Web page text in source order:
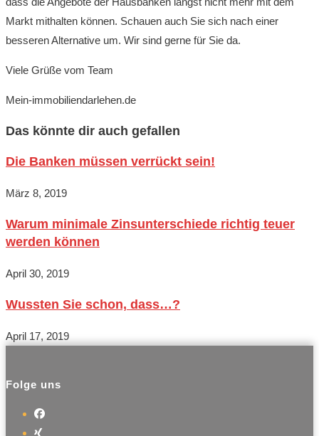
Markt mithalten können. Schauen auch Sie sich nach einer
besseren Alternative um. Wir sind gerne für Sie da.
Viele Grüße vom Team
Mein-immobiliendarlehen.de
Das könnte dir auch gefallen
Die Banken müssen verrückt sein!
März 8, 2019
Warum minimale Zinsunterschiede richtig teuer
werden können
April 30, 2019
Wussten Sie schon, dass…?
April 17, 2019
Folge uns
Opens
Opens